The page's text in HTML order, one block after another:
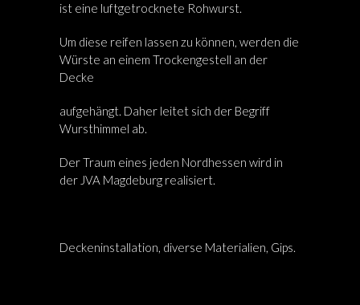
ist eine luftgetrocknete Rohwurst.
Um diese reifen lassen zu können, werden die
Würste an einem Trockengestell an der
Decke
aufgehängt. Daher leitet sich der Begriff
Wursthimmel ab.
Der Traum eines jeden Nordhessen wird in
der JVA Magdeburg realisiert.
Deckeninstallation, diverse Materialien, Gips.